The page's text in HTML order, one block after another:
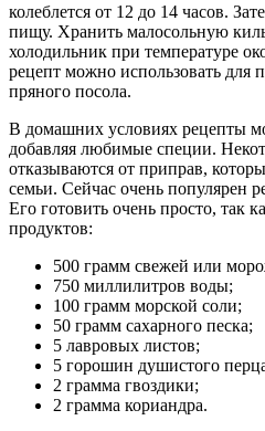
колеблется от 12 до 14 часов.
пищу. Хранить малосольную
холодильник при температуре
рецепт можно использовать для
пряного посола.
В домашних условиях рецепты
добавляя любимые специи.
отказываются от приправ,
семьи. Сейчас очень популярен
Его готовить очень просто, так
продуктов:
500 грамм свежей или
750 миллилитров воды;
100 грамм морской соли;
50 грамм сахарного песка;
5 лавровых листов;
5 горошин душистого
2 грамма гвоздики;
2 грамма кориандра.